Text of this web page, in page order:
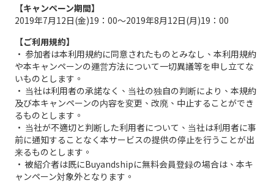
【キャンペーン期間】
2019年7月12日(金)19：00～2019年8月12日(月)19：00
【ご利用規約】
• 参加者は本利用規約に同意されたものとみなし、本利用規約
や本キャンペーンの運営方法について一切異議等を申し立てな
いものとします。
• 当社は利用者の承諾なく、当社の独自の判断により、本規約
及び本キャンペーンの内容を変更、改廃、中止することができ
るものとします。
• 当社が不適切と判断した利用者について、当社は利用者に事
前に通知することなく本サービスの提供の停止を行うことが出
来るものとします。
• 被紹介者は既にBuyandshipに無料会員登録の場合は、本キ
ャンペーン対象外となります。